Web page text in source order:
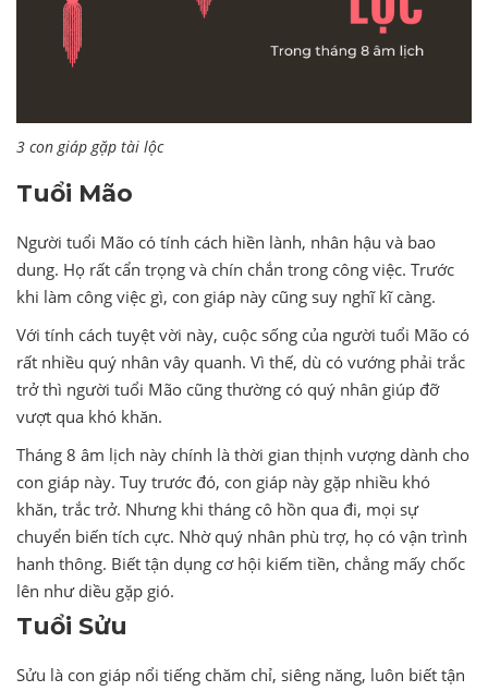
3 con giáp gặp tài lộc
Tuổi Mão
Người tuổi Mão có tính cách hiền lành, nhân hậu và bao
dung. Họ rất cẩn trọng và chín chắn trong công việc. Trước
khi làm công việc gì, con giáp này cũng suy nghĩ kĩ càng.
Với tính cách tuyệt vời này, cuộc sống của người tuổi Mão có
rất nhiều quý nhân vây quanh. Vì thế, dù có vướng phải trắc
trở thì người tuổi Mão cũng thường có quý nhân giúp đỡ
vượt qua khó khăn.
Tháng 8 âm lịch này chính là thời gian thịnh vượng dành cho
con giáp này. Tuy trước đó, con giáp này gặp nhiều khó
khăn, trắc trở. Nhưng khi tháng cô hồn qua đi, mọi sự
chuyển biến tích cực. Nhờ quý nhân phù trợ, họ có vận trình
hanh thông. Biết tận dụng cơ hội kiếm tiền, chẳng mấy chốc
lên như diều gặp gió.
Tuổi Sửu
Sửu là con giáp nổi tiếng chăm chỉ, siêng năng, luôn biết tận